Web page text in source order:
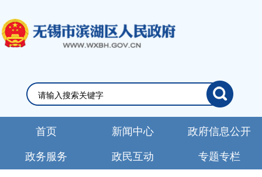
首页 新闻中心 政府信息公开
政务服务 政民互动 专题专栏